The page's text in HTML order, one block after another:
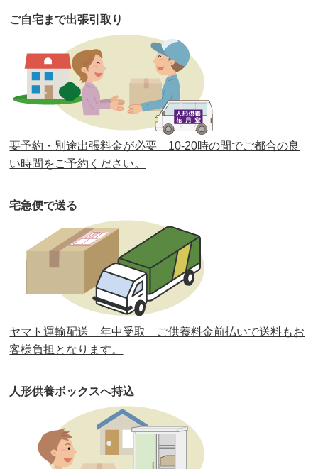
第39回人形供養祭令和2年10月22日(木)
第38回人形供養祭 令和2年8月26日(水)
第37回人形供養祭 令和2年6月8日(月)
第36回人形供養祭 令和2年4月16日(木)
第35回人形供養祭令和2年2月13日(木)
第33回人形供養祭
第32回人形供養祭 令和元年6月12日(水)
第31回人形供養祭 平成31年3月13日(水)
第30回人形供養祭平成30年11月28日(水)
第29回人形供養祭平成30年5月23日(水)
第27回人形供養祭平成29年6月14日(水)
第26回人形供養祭平成28年12月15日(木)
第25回人形供養祭 平成28年6月16日(木)
ご自宅まで出張引取り
要予約・別途出張料金が必要 10-20時の間でご都合の良
い時間をご予約ください。
宅急便で送る
ヤマト運輸配送 年中受取 ご供養料金前払いで送料もお
客様負担となります。
人形供養ボックスへ持込